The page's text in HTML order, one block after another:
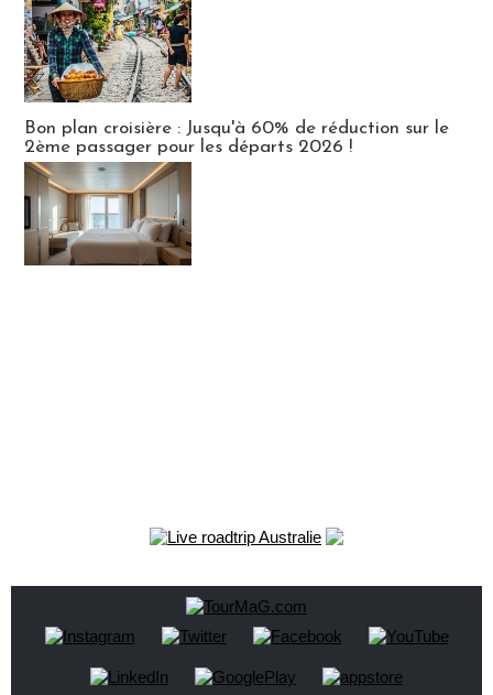
Bon plan croisière : Jusqu'à 60% de réduction sur le
2ème passager pour les départs 2026 !